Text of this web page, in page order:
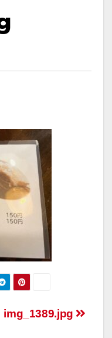
img_1389.jpg